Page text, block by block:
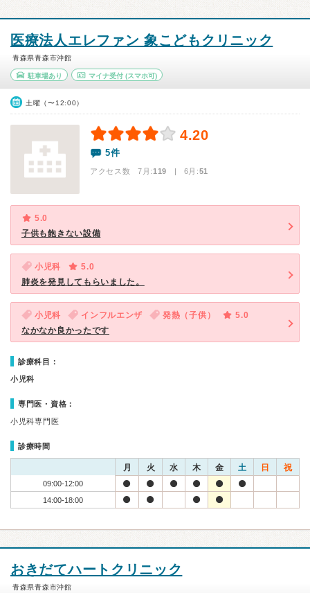
医療法人エレファン 象こどもクリニック
青森県青森市沖館
駐車場あり マイナ受付(スマホ可)
土曜（〜12:00）
4.20
5件
アクセス数 7月:119 | 6月:51
5.0
子供も飽きない設備
小児科
5.0
肺炎を発見してもらいました。
小児科 インフルエンザ 発熱（子供）
5.0
なかなか良かったです
診療科目：
小児科
専門医・資格：
小児科専門医
診療時間
月 火 水 木 金 土 日 祝
09:00-12:00
14:00-18:00
おきだてハートクリニック
青森県青森市沖館